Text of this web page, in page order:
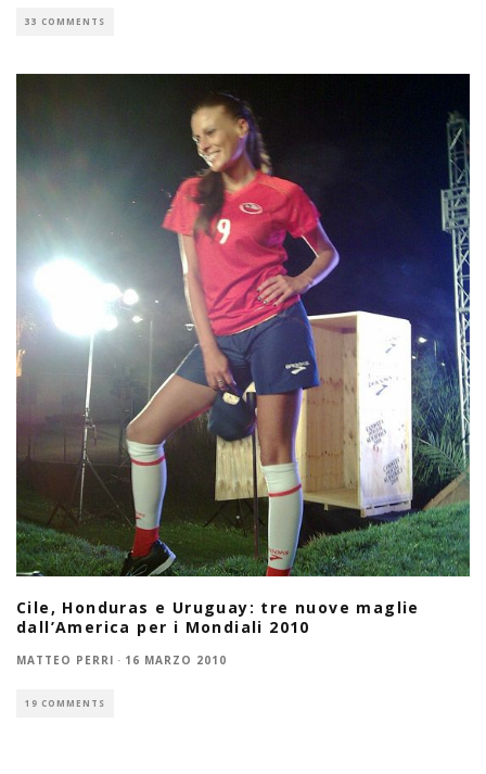
33 COMMENTS
Cile, Honduras e Uruguay: tre nuove maglie
dall’America per i Mondiali 2010
MATTEO PERRI · 16 MARZO 2010
19 COMMENTS